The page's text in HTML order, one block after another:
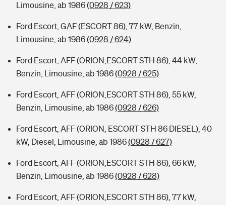
Limousine, ab 1986(0928 / 623)
Ford Escort, GAF (ESCORT 86), 77 kW, Benzin,
Limousine, ab 1986(0928 / 624)
Ford Escort, AFF (ORION,ESCORT STH 86), 44 kW,
Benzin, Limousine, ab 1986(0928 / 625)
Ford Escort, AFF (ORION,ESCORT STH 86), 55 kW,
Benzin, Limousine, ab 1986(0928 / 626)
Ford Escort, AFF (ORION, ESCORT STH 86 DIESEL), 40
kW, Diesel, Limousine, ab 1986(0928 / 627)
Ford Escort, AFF (ORION,ESCORT STH 86), 66 kW,
Benzin, Limousine, ab 1986(0928 / 628)
Ford Escort, AFF (ORION,ESCORT STH 86), 77 kW,